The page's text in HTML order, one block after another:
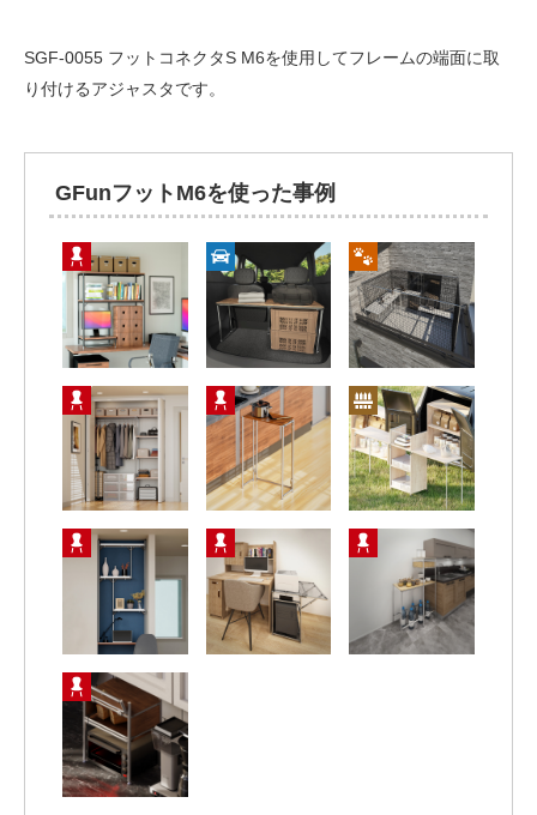
SGF-0055 フットコネクタS M6を使用してフレームの端面に取
り付けるアジャスタです。
GFunフットM6を使った事例